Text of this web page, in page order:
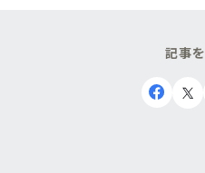
記事を